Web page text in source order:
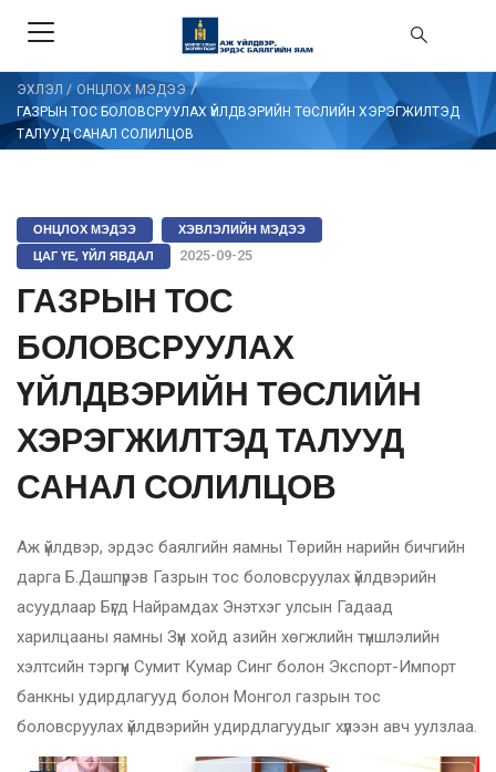
ЭХЛЭЛ / ОНЦЛОХ МЭДЭЭ/
ГАЗРЫН ТОС БОЛОВСРУУЛАХ ҮЙЛДВЭРИЙН ТӨСЛИЙН ХЭРЭГЖИЛТЭД
ТАЛУУД САНАЛ СОЛИЛЦОВ
ОНЦЛОХ МЭДЭЭ
ХЭВЛЭЛИЙН МЭДЭЭ
ЦАГ ҮЕ, ҮЙЛ ЯВДАЛ
2025-09-25
ГАЗРЫН ТОС
БОЛОВСРУУЛАХ
ҮЙЛДВЭРИЙН ТӨСЛИЙН
ХЭРЭГЖИЛТЭД ТАЛУУД
САНАЛ СОЛИЛЦОВ
Аж үйлдвэр, эрдэс баялгийн яамны Төрийн нарийн бичгийн
дарга Б.Дашпүрэв Газрын тос боловсруулах үйлдвэрийн
асуудлаар Бүгд Найрамдах Энэтхэг улсын Гадаад
харилцааны яамны Зүүн хойд азийн хөгжлийн түншлэлийн
хэлтсийн тэргүүн Сумит Кумар Синг болон Экспорт-Импорт
банкны удирдлагууд болон Монгол газрын тос
боловсруулах үйлдвэрийн удирдлагуудыг хүлээн авч уулзлаа.